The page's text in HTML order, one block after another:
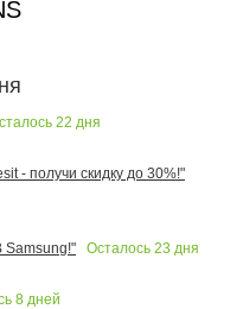
22 дня
- получи скидку до 30%!"
Samsung!"
Осталось 23 дня
8 дней